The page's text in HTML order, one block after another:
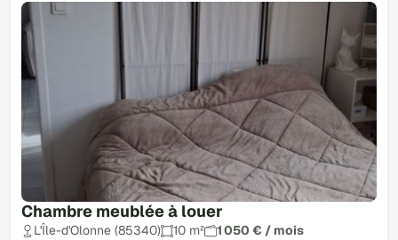
Chambre meublée à louer
L'Île-d'Olonne (85340) 10 m²
1 050 € / mois